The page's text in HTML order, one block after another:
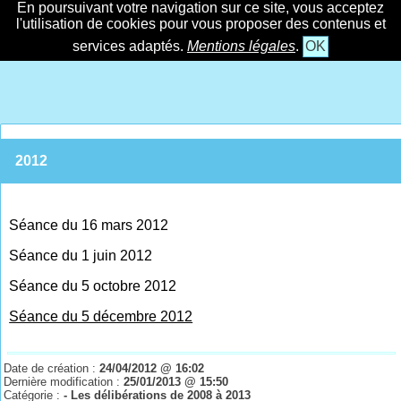
En poursuivant votre navigation sur ce site, vous acceptez
l'utilisation de cookies pour vous proposer des contenus et
services adaptés. Mentions légales. OK
2012
Séance du 16 mars 2012
Séance du 1 juin 2012
Séance du 5 octobre 2012
Séance du 5 décembre 2012
Date de création :24/04/2012 @ 16:02
Dernière modification :25/01/2013 @ 15:50
Catégorie :- Les délibérations de 2008 à 2013